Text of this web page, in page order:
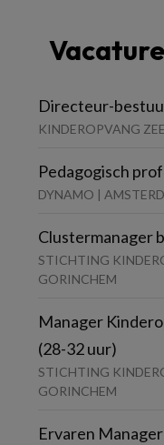
Directeur-
KINDEROPVANG
Pedagogisch
DYNAMO |
Clustermanager
STICHTING
GORINCHEM
Manager
(28-32 uur)
STICHTING
GORINCHEM
Ervaren